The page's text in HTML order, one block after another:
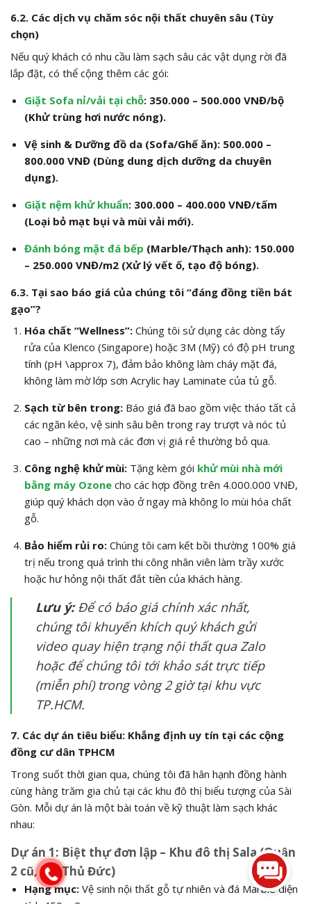
6.2. Các dịch vụ chăm sóc nội thất chuyên sâu (Tùy
chọn)
Nếu quý khách có nhu cầu làm sạch sâu các vật dụng rời đã
lắp đặt, có thể cộng thêm các gói:
Giặt Sofa nỉ/vải tại chỗ: 350.000 – 500.000 VNĐ/bộ
(Khử trùng hơi nước nóng).
Vệ sinh & Dưỡng đồ da (Sofa/Ghế ăn): 500.000 –
800.000 VNĐ (Dùng dung dịch dưỡng da chuyên
dụng).
Giặt nệm khử khuẩn: 300.000 – 400.000 VNĐ/tấm
(Loại bỏ mạt bụi và mùi vải mới).
Đánh bóng mặt đá bếp (Marble/Thạch anh): 150.000
– 250.000 VNĐ/m2(Xử lý vết ố, tạo độ bóng).
6.3. Tại sao báo giá của chúng tôi “đáng đồng tiền bát
gạo”?
Hóa chất “Wellness”:Chúng tôi sử dụng các dòng tẩy
rửa của Klenco (Singapore) hoặc 3M (Mỹ) có độ pH trung
tính (pH \approx 7), đảm bảo không làm cháy mặt đá,
không làm mờ lớp sơn Acrylic hay Laminate của tủ gỗ.
Sạch từ bên trong:Báo giá đã bao gồm việc tháo tất cả
các ngăn kéo, vệ sinh sâu bên trong ray trượt và nóc tủ
cao – những nơi mà các đơn vị giá rẻ thường bỏ qua.
Công nghệ khử mùi:Tặng kèm gói khử mùi nhà mới
bằng máy Ozonecho các hợp đồng trên 4.000.000 VNĐ,
giúp quý khách dọn vào ở ngay mà không lo mùi hóa chất
gỗ.
Bảo hiểm rủi ro:Chúng tôi cam kết bồi thường 100% giá
trị nếu trong quá trình thi công nhân viên làm trầy xước
hoặc hư hỏng nội thất đắt tiền của khách hàng.
Lưu ý:Để có báo giá chính xác nhất,
chúng tôi khuyến khích quý khách gửi
video quay hiện trạng nội thất qua Zalo
hoặc để chúng tôi tới khảo sát trực tiếp
(miễn phí) trong vòng 2 giờ tại khu vực
TP.HCM.
7. Các dự án tiêu biểu: Khẳng định uy tín tại các cộng
đồng cư dân TPHCM
Trong suốt thời gian qua, chúng tôi đã hân hạnh đồng hành
cùng hàng trăm gia chủ tại các khu đô thị biểu tượng của Sài
Gòn. Mỗi dự án là một bài toán về kỹ thuật làm sạch khác
nhau:
Dự án 1: Biệt thự đơn lập – Khu đô thị Sala (Quận
2 cũ, TP. Thủ Đức)
Hạng mục:Vệ sinh nội thất gỗ tự nhiên và đá Marble diện